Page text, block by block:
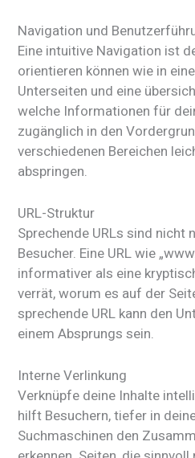
Navigation und
Eine intuitive Navigation ist
orientieren können wie in
Unterseiten und eine
welche Informationen für
zugänglich in den
verschiedenen Bereichen
abspringen.
URL-Struktur
Sprechende URLs sind
Besucher. Eine URL wie
informativer als eine
verrät, worum es auf der
sprechende URL kann den
einem Absprungs sein.
Interne Verlinkung
Verknüpfe deine Inhalte
hilft Besuchern, tiefer in
Suchmaschinen den